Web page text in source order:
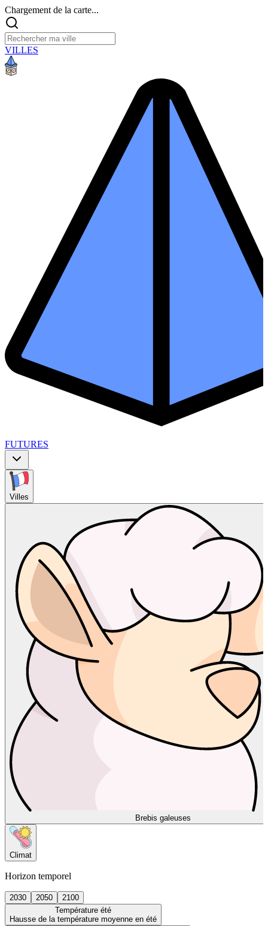
Chargement de la carte...
VILLES
FUTURES
Villes
Brebis galeuses
Climat
Horizon temporel
2030 2050
2100
Température été
Hausse de la température moyenne en été